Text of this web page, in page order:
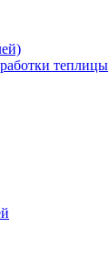
теплицы